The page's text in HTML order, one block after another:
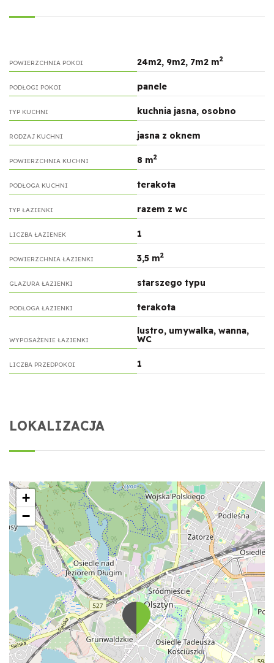
POWIERZCHNIA POKOI 24m2, 9m2, 7m2 m2
PODŁOGI POKOI panele
TYP KUCHNI kuchnia jasna, osobno
RODZAJ KUCHNI jasna z oknem
POWIERZCHNIA KUCHNI 8 m2
PODŁOGA KUCHNI terakota
TYP ŁAZIENKI razem z wc
LICZBA ŁAZIENEK 1
POWIERZCHNIA ŁAZIENKI 3,5 m2
GLAZURA ŁAZIENKI starszego typu
PODŁOGA ŁAZIENKI terakota
WYPOSAŻENIE ŁAZIENKI
lustro, umywalka, wanna,
WC
LICZBA PRZEDPOKOI 1
LOKALIZACJA
+
−